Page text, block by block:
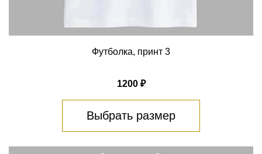
Футболка, принт 3
1200 ₽
Выбрать размер